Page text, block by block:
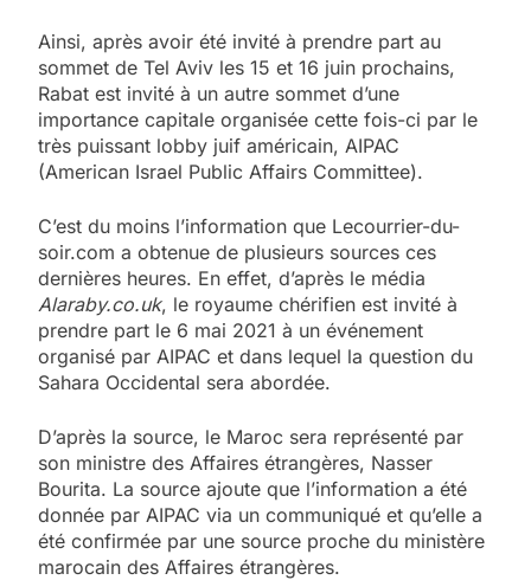
Ainsi, après avoir été invité à prendre part au
sommet de Tel Aviv les 15 et 16 juin prochains,
Rabat est invité à un autre sommet d’une
importance capitale organisée cette fois-ci par le
très puissant lobby juif américain, AIPAC
(American Israel Public Affairs Committee).
C’est du moins l’information que Lecourrier-du-
soir.com a obtenue de plusieurs sources ces
dernières heures. En effet, d’après le média
Alaraby.co.uk, le royaume chérifien est invité à
prendre part le 6 mai 2021 à un événement
organisé par AIPAC et dans lequel la question du
Sahara Occidental sera abordée.
D’après la source, le Maroc sera représenté par
son ministre des Affaires étrangères, Nasser
Bourita. La source ajoute que l’information a été
donnée par AIPAC via un communiqué et qu’elle a
été confirmée par une source proche du ministère
marocain des Affaires étrangères.